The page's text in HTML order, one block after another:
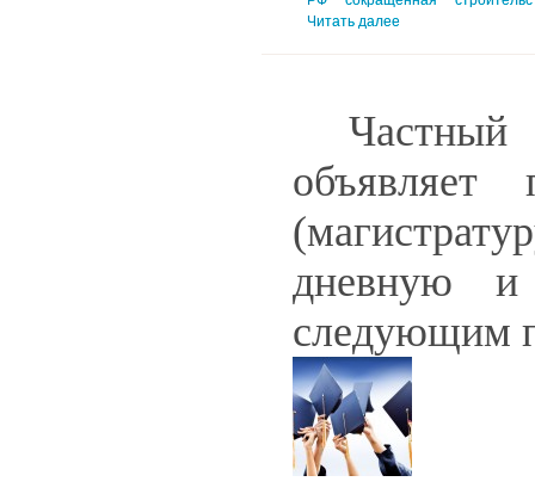
Читать далее
Частный
дневную и
следующим